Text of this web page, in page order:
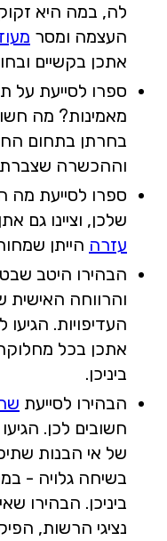
לה, במה היא
העצמה ומסר
אתכן בקשיים
ספרו לסייעת על
מאמינות? מה
בחרתן בתחום
וההכשרה
ספרו לסייעת מה
שלכן, וציינו גם
עזרה הייתן
הבהירו היטב
והרווחה
העדיפויות.
אתכן בכל
ביניכן.
הבהירו לסייעת
חשובים לכן.
של אי הבנות
בשיחה גלויה -
ביניכן. הבהירו
נציגי הרשות,